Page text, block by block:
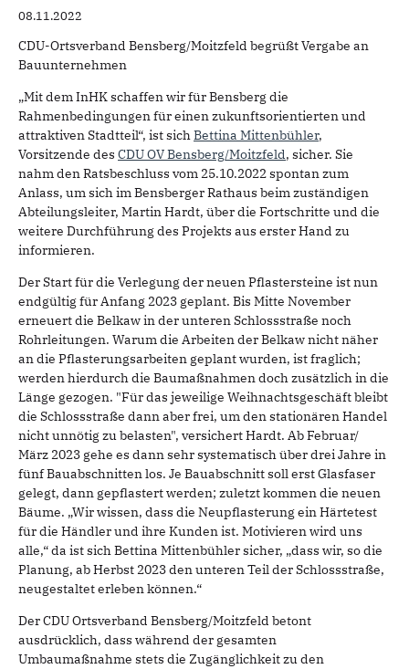
08.11.2022
CDU-Ortsverband Bensberg/Moitzfeld begrüßt Vergabe an
Bauunternehmen
„Mit dem InHK schaffen wir für Bensberg die
Rahmenbedingungen für einen zukunftsorientierten und
attraktiven Stadtteil“, ist sichBettina Mittenbühler,
Vorsitzende des CDU OV Bensberg/Moitzfeld, sicher. Sie
nahm den Ratsbeschluss vom 25.10.2022 spontan zum
Anlass, um sich im Bensberger Rathaus beim zuständigen
Abteilungsleiter, Martin Hardt, über die Fortschritte und die
weitere Durchführung des Projekts aus erster Hand zu
informieren.
Der Start für die Verlegung der neuen Pflastersteine ist nun
endgültig für Anfang 2023 geplant. Bis Mitte November
erneuert die Belkaw in der unteren Schlossstraße noch
Rohrleitungen. Warum die Arbeiten der Belkaw nicht näher
an die Pflasterungsarbeiten geplant wurden, ist fraglich;
werden hierdurch die Baumaßnahmen doch zusätzlich in die
Länge gezogen. "Für das jeweilige Weihnachtsgeschäft bleibt
die Schlossstraße dann aber frei, um den stationären Handel
nicht unnötig zu belasten", versichert Hardt. Ab Februar/
März 2023 gehe es dann sehr systematisch über drei Jahre in
fünf Bauabschnitten los. Je Bauabschnitt soll erst Glasfaser
gelegt, dann gepflastert werden; zuletzt kommen die neuen
Bäume. „Wir wissen, dass die Neupflasterung ein Härtetest
für die Händler und ihre Kunden ist. Motivieren wird uns
alle,“ da ist sich Bettina Mittenbühler sicher, „dass wir, so die
Planung, ab Herbst 2023 den unteren Teil der Schlossstraße,
neugestaltet erleben können.“
Der CDU Ortsverband Bensberg/Moitzfeld betont
ausdrücklich, dass während der gesamten
Umbaumaßnahme stets die Zugänglichkeit zu den